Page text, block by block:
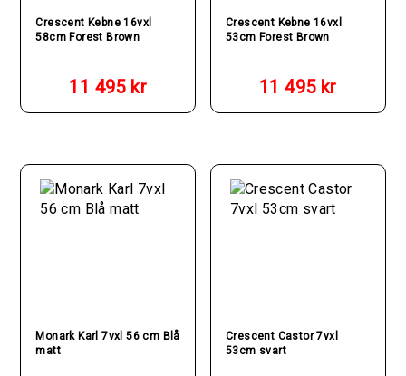
Crescent Kebne 16vxl
58cm Forest Brown
11 495 kr
Crescent Kebne 16vxl
53cm Forest Brown
11 495 kr
Monark Karl 7vxl 56 cm Blå
matt
Crescent Castor 7vxl
53cm svart